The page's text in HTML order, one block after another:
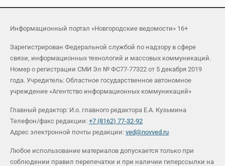
Информационный портал «Новгородские ведомости» 16+
Зарегистрирован Федеральной службой по надзору в сфере
связи, информационных технологий и массовых коммуникаций.
Номер о регистрации СМИ Эл № ФС77-77322 от 5 декабря 2019
года. Учредитель: Областное государственное автономное
учреждение «Агентство информационных коммуникаций»
Главный редактор: И.о. главного редактора Е.А. Кузьмина
Телефон/факс редакции: +7 (8162) 77-32-92
Адрес электронной почты редакции: ved@novved.ru
Любое использование материалов допускается только при
соблюдении правил перепечатки и при наличии гиперссылки на